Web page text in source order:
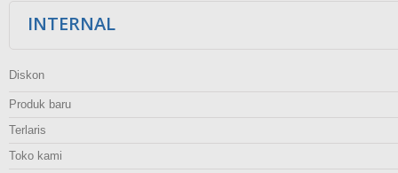
INTERNAL
Diskon
Produk baru
Terlaris
Toko kami